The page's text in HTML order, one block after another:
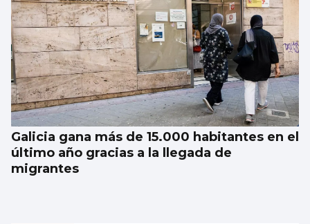
Galicia gana más de 15.000 habitantes en el
último año gracias a la llegada de
migrantes